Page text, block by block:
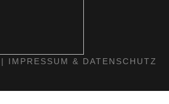
IMPRESSUM & DATENSCHUTZ